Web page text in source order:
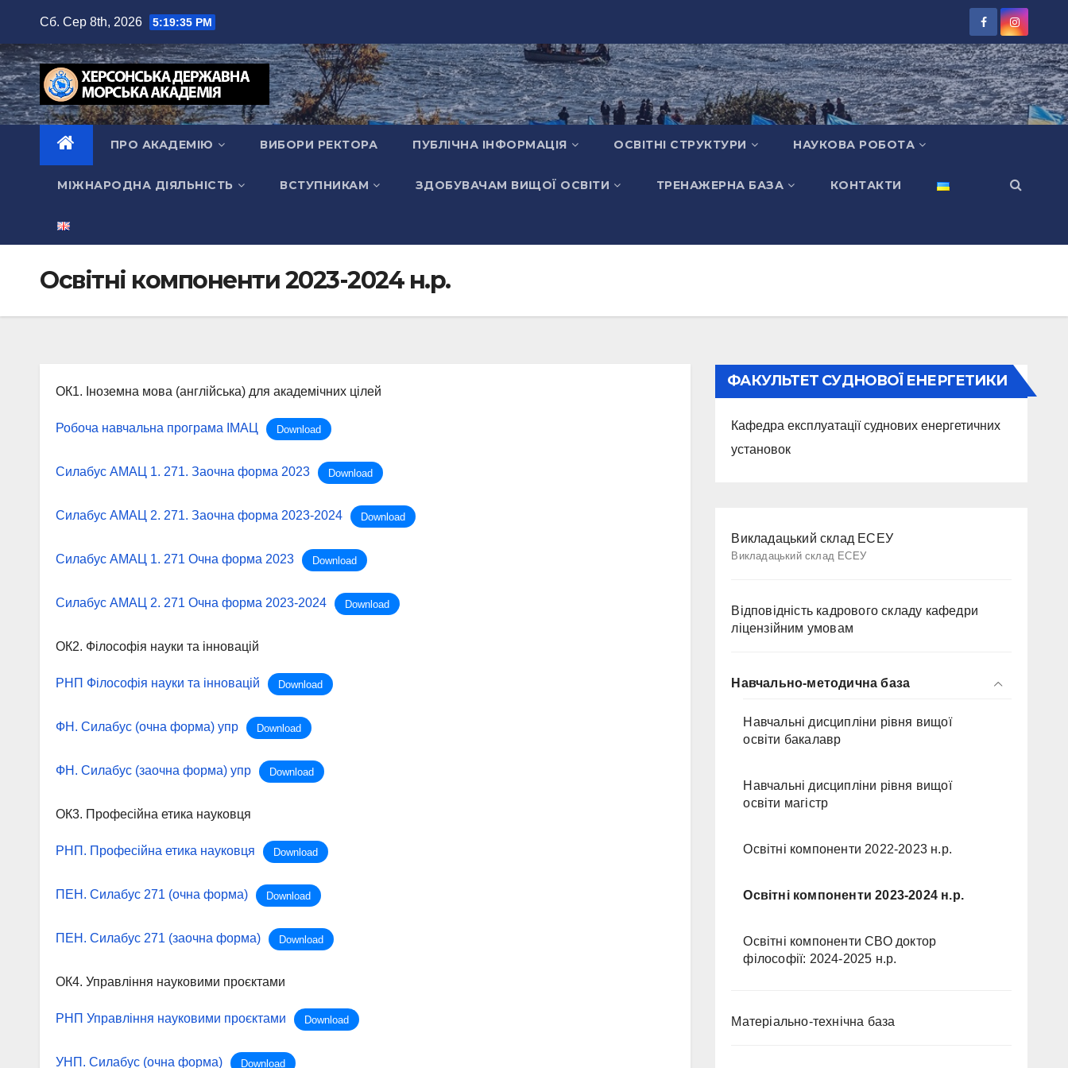
вмісту
Сб. Сер 8th, 2026 5:19:36 PM
ПРО АКАДЕМІЮ ВИБОРИ РЕКТОРА ПУБЛІЧНА ІНФОРМАЦІЯ ОСВІТНІ СТРУКТУРИ НАУКОВА РОБОТА
МІЖНАРОДНА ДІЯЛЬНІСТЬ ВСТУПНИКАМ ЗДОБУВАЧАМ ВИЩОЇ ОСВІТИ ТРЕНАЖЕРНА БАЗА КОНТАКТИ
Освітні компоненти 2023-2024 н.р.
ОК1. Іноземна мова (англійська) для академічних цілей
Робоча навчальна програма ІМАЦ Download
Силабус АМАЦ 1. 271. Заочна форма 2023 Download
Силабус АМАЦ 2. 271. Заочна форма 2023-2024 Download
Силабус АМАЦ 1. 271 Очна форма 2023 Download
Силабус АМАЦ 2. 271 Очна форма 2023-2024 Download
ОК2. Філософія науки та інновацій
РНП Філософія науки та інновацій Download
ФН. Силабус (очна форма) упр Download
ФН. Силабус (заочна форма) упр Download
ОК3. Професійна етика науковця
РНП. Професійна етика науковця Download
ПЕН. Силабус 271 (очна форма) Download
ПЕН. Силабус 271 (заочна форма) Download
ОК4. Управління науковими проєктами
РНП Управління науковими проєктами Download
УНП. Силабус (очна форма) Download
ФАКУЛЬТЕТ СУДНОВОЇ ЕНЕРГЕТИКИ
Кафедра експлуатації суднових енергетичних
установок
Викладацький склад ЕСЕУ
Викладацький склад ЕСЕУ
Відповідність кадрового складу кафедри
ліцензійним умовам
Навчально-методична база
Навчальні дисципліни рівня вищої
освіти бакалавр
Навчальні дисципліни рівня вищої
освіти магістр
Освітні компоненти 2022-2023 н.р.
Освітні компоненти 2023-2024 н.р.
Освітні компоненти СВО доктор
філософії: 2024-2025 н.р.
Матеріально-технічна база